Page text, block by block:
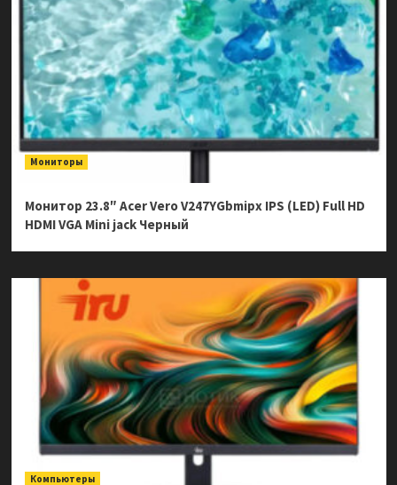
Мониторы
Монитор 23.8″ Acer Vero V247YGbmipx IPS (LED) Full HD
HDMI VGA Mini jack Черный
Компьютеры